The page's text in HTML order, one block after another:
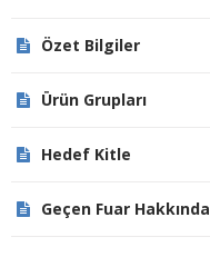
Özet Bilgiler
Ürün Grupları
Hedef Kitle
Geçen Fuar Hakkında